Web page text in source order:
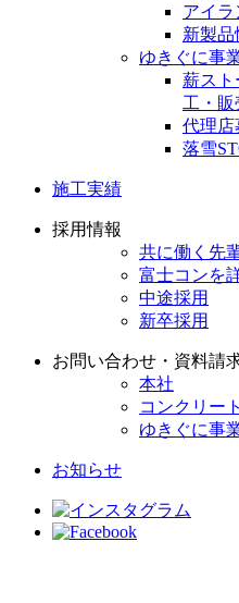
アイ
新製品
ゆきぐに事
薪スト
工・販
代理店
落雪
施工実績
採用情報
共に働く先
富士コンを
中途採用
新卒採用
お問い合わせ・資料請
本社
コンクリー
ゆきぐに事
お知らせ